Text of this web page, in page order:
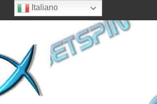
Italiano